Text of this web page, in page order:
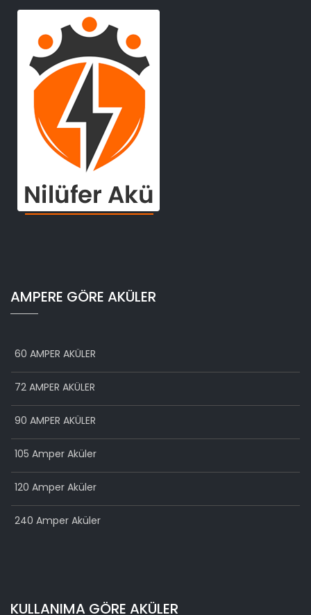
AMPERE GÖRE AKÜLER
60 AMPER AKÜLER
72 AMPER AKÜLER
90 AMPER AKÜLER
105 Amper Aküler
120 Amper Aküler
240 Amper Aküler
KULLANIMA GÖRE AKÜLER